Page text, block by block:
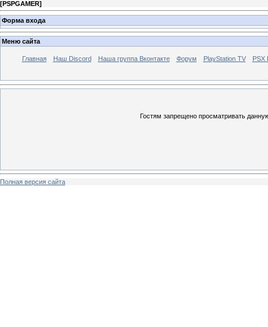
[PSPGAMER]
Форма входа
Меню сайта
Главная Наш Discord Наша группа Вконтакте Форум PlayStation TV PSX
Гостям запрещено просматривать
Полная версия сайта